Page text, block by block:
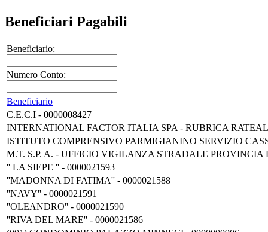
Beneficiari Pagabili
Beneficiario:
Numero Conto:
Beneficiario
C.E.C.I - 0000008427
INTERNATIONAL FACTOR ITALIA SPA - RUBRICA
ISTITUTO COMPRENSIVO PARMIGIANINO SERVIZIO
M.T. S.P. A. - UFFICIO VIGILANZA STRADALE PROVINCIA
'' LA SIEPE '' - 0000021593
''MADONNA DI FATIMA'' - 0000021588
''NAVY'' - 0000021591
''OLEANDRO'' - 0000021590
''RIVA DEL MARE'' - 0000021586